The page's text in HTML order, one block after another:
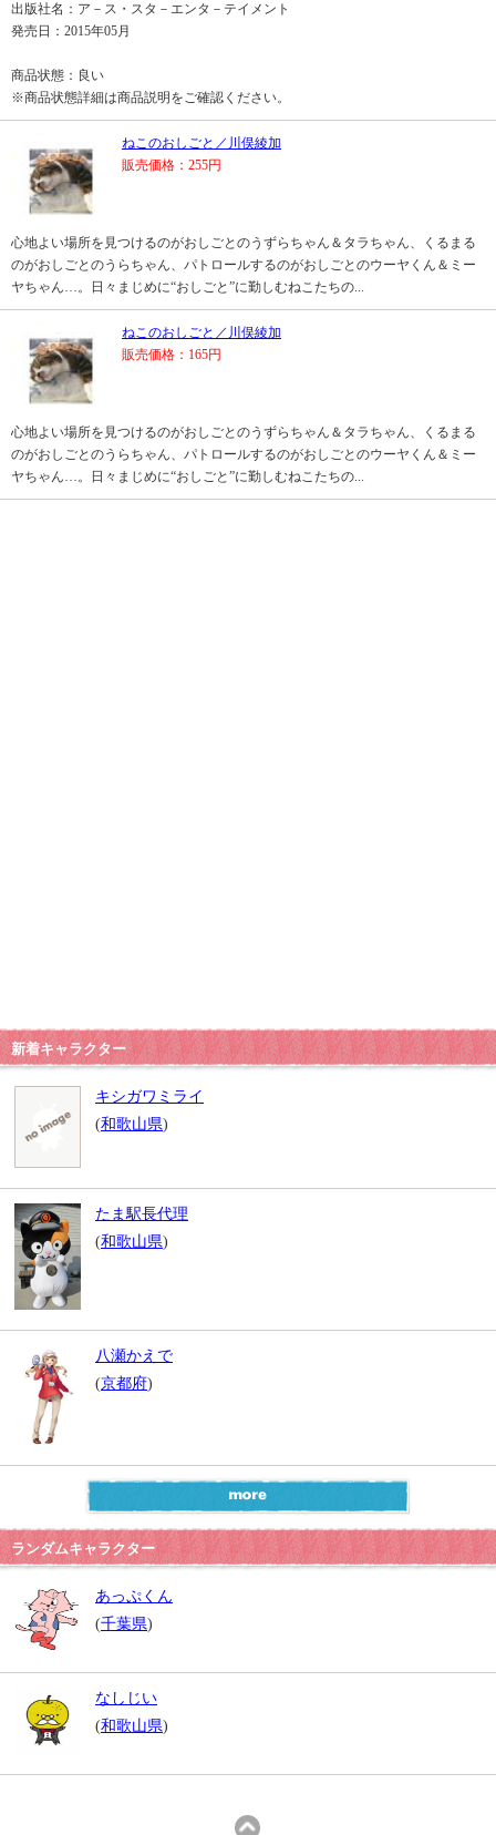
出版社名：ア－ス・スタ－エンタ－テイメント
発売日：2015年05月
商品状態：良い
※商品状態詳細は商品説明をご確認ください。
ねこのおしごと／川俣綾加
販売価格：255円
心地よい場所を見つけるのがおしごとのうずらちゃん＆タラちゃん、くるまる
のがおしごとのうらちゃん、パトロールするのがおしごとのウーヤくん＆ミー
ヤちゃん…。日々まじめに“おしごと”に勤しむねこたちの...
ねこのおしごと／川俣綾加
販売価格：165円
心地よい場所を見つけるのがおしごとのうずらちゃん＆タラちゃん、くるまる
のがおしごとのうらちゃん、パトロールするのがおしごとのウーヤくん＆ミー
ヤちゃん…。日々まじめに“おしごと”に勤しむねこたちの...
新着キャラクター
キシガワミライ
(和歌山県)
たま駅長代理
(和歌山県)
八瀬かえで
(京都府)
ランダムキャラクター
あっぷくん
(千葉県)
なしじい
(和歌山県)